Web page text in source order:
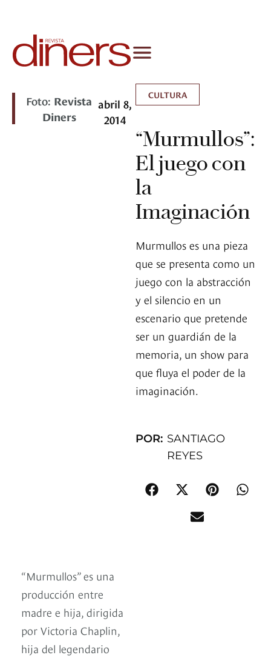
Foto: Revista
Diners
abril 8,
2014
CULTURA
“Murmullos”:
El juego con
la
Imaginación
Murmullos es una pieza
que se presenta como un
juego con la abstracción
y el silencio en un
escenario que pretende
ser un guardián de la
memoria, un show para
que fluya el poder de la
imaginación.
POR: SANTIAGO
REYES
“Murmullos” es una
producción entre
madre e hija, dirigida
por Victoria Chaplin,
hija del legendario